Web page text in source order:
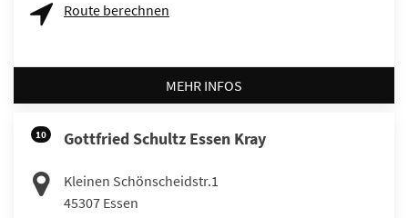
Route berechnen
MEHR INFOS
10 Gottfried Schultz Essen Kray
Kleinen Schönscheidstr.1
45307 Essen